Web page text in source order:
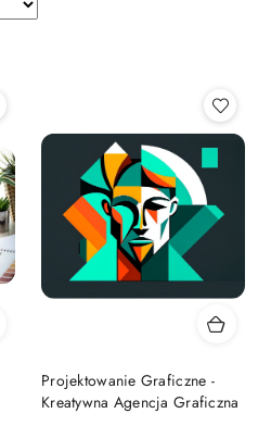
Projektowanie Graficzne -
Kreatywna Agencja Graficzna